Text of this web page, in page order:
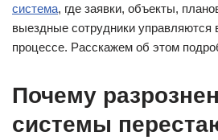
система, где заявки, объекты,
выездные сотрудники
процессе. Расскажем об этом
Почему
системы